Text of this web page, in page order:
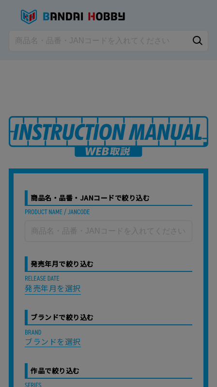
商品名・品番・JANコードで絞り込む
発売年月で絞り込む
発売年月を選択
ブランドで絞り込む
ブランドを選択
作品で絞り込む